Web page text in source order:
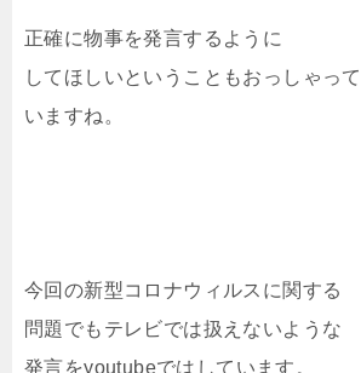
正確に物事を発言するように
してほしいということもおっしゃって
いますね。
今回の新型コロナウィルスに関する
問題でもテレビでは扱えないような
発言をyoutubeではしています。